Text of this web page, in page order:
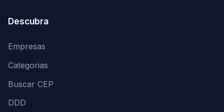
Descubra
Empresas
Categorias
Buscar CEP
DDD